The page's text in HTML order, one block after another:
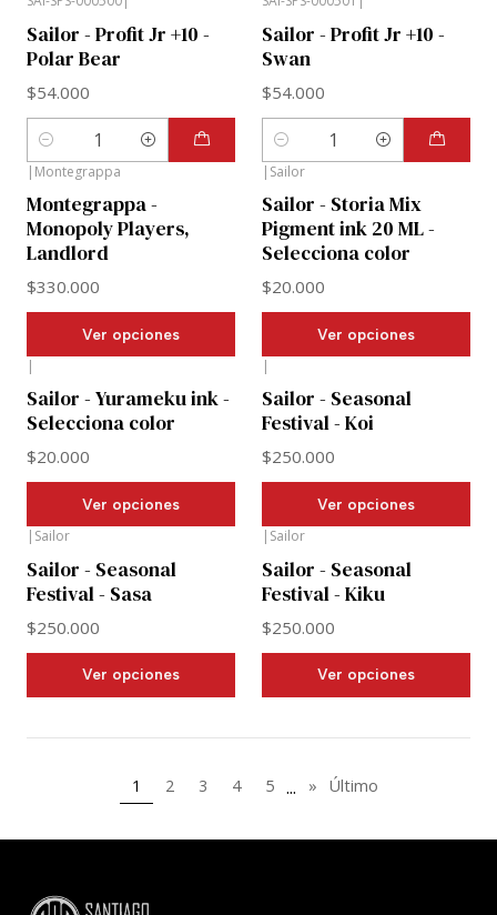
Sailor - Profit Jr +10 -
Polar Bear
$54.000
Cantidad
Sailor - Profit Jr +10 -
Swan
$54.000
Cantidad
| Montegrappa
Montegrappa -
Monopoly Players,
Landlord
$330.000
Ver opciones
| Sailor
Sailor - Storia Mix
Pigment ink 20 ML -
Selecciona color
$20.000
Ver opciones
|
Sailor - Yurameku ink -
Selecciona color
$20.000
Ver opciones
|
Sailor - Seasonal
Festival - Koi
$250.000
Ver opciones
Sailor
Sailor - Seasonal
Festival - Sasa
$250.000
Ver opciones
Sailor
Sailor - Seasonal
Festival - Kiku
$250.000
Ver opciones
1 2 3 4 5 ... » Último